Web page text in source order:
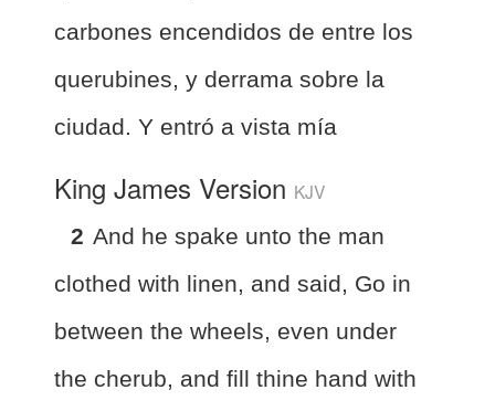
carbones encendidos de entre los
querubines, y derrama sobre la
ciudad. Y entró a vista mía
King James Version KJV
2 And he spake unto the man
clothed with linen, and said, Go in
between the wheels, even under
the cherub, and fill thine hand with